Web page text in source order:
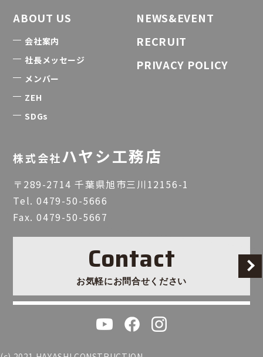
ABOUT US
会社案内
社長メッセージ
メンバー
ZEH
SDGs
NEWS&EVENT
RECRUIT
PRIVACY POLICY
株式会社ハヤシ工務店
〒289-2714 千葉県旭市三川12156-1
Tel.0479-50-5666
Fax. 0479-50-5667
Contact
お気軽にお問合せください